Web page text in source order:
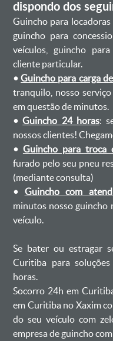
dispondo dos
Guincho para locadoras
guincho para
veículos, guincho
cliente particular.
•Guincho para carga
tranquilo, nosso
em questão de minutos.
•Guincho 24 horas:
nossos clientes!
• Guincho para troca
furado pelo seu pneu
(mediante consulta)
• Guincho com
minutos nosso guincho
veículo.
Se bater ou estragar
Curitiba para
horas.
Socorro 24h em
em Curitiba no Xaxim
do seu veículo com
empresa de guincho